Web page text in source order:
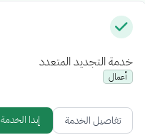
خدمة التجديد المتعدد
أعمال
تفاصيل الخدمة إبدا الخدمة